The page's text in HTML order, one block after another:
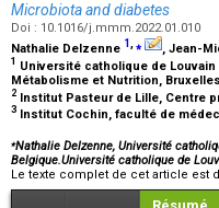
Microbiota and diabetes
Doi : 10.1016/j.mmm.2022.01.010
Nathalie Delzenne 1,⁎ , Jean-
1 Université catholique de Louvain
Métabolisme et Nutrition,
2 Institut Pasteur de Lille, Centre
3 Institut Cochin, faculté de
⁎Nathalie Delzenne, Université
Belgique.Université catholique de
Le texte complet de cet article est